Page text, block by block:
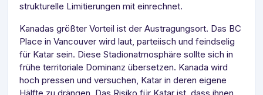
strukturelle Limitierungen mit einrechnet.
Kanadas größter Vorteil ist der Austragungsort. Das BC
Place in Vancouver wird laut, parteiisch und feindselig
für Katar sein. Diese Stadionatmosphäre sollte sich in
frühe territoriale Dominanz übersetzen. Kanada wird
hoch pressen und versuchen, Katar in deren eigene